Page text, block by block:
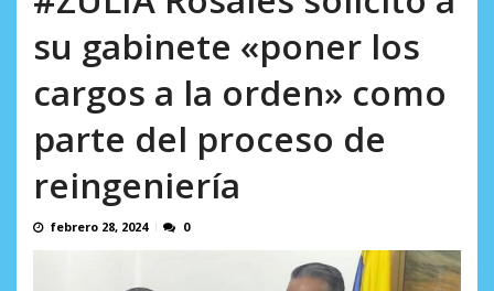
su gabinete «poner los
cargos a la orden» como
parte del proceso de
reingeniería
febrero 28, 2024 0